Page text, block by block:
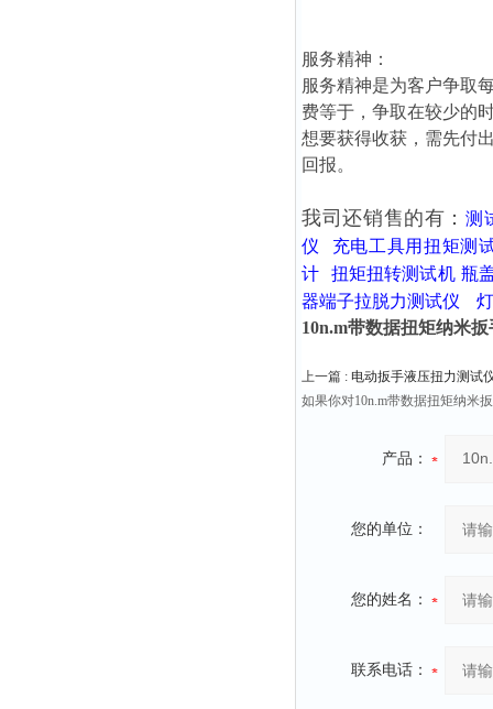
服务精神：
服务精神是为客户争取
费等于，争取在较少的
想要获得收获，需先付
回报。
我司还销售的有：测
仪
充电工具用扭矩测
计
扭矩扭转测试机 瓶
器端子拉脱力测试仪
10n.m带数据扭矩纳米
上一篇 : 电动扳手液压扭力测试
如果你对10n.m带数据扭矩纳米
产品：
您的单位：
您的姓名：
联系电话：